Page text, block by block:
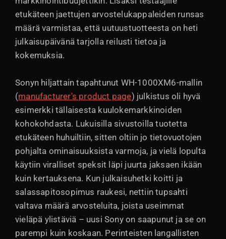
etukäteen jaettujen arvostelukappaleiden runsas
määrä varmistaa, että uutuustuotteesta on heti
julkaisupäivänä tarjolla reilusti tietoa ja
kokemuksia.
Sonyn hiljattain tapahtunut WH-1000XM6-mallin
(manufacturer's product page) julkistus oli hyvä
esimerkki tällaisesta kuulokemarkkinoiden
kohokohdasta. Lukuisilla sivustoilla tuotetta
etukäteen huhuiltiin, sitten oltiin jo tietovuotojen
pohjalta ominaisuuksista varmoja, ja vielä lopulta
käytiin viralliset speksit läpi juurta jaksaen ikään
kuin kertauksena. Kun julkaisuhetki koitti ja
salassapitosopimus raukesi, nettiin tupsahti
valtava määrä arvosteluita, joista useimmat
vieläpä ylistäviä – uusi Sony on saapunut ja se on
parempi kuin koskaan. Perinteisten langallisten